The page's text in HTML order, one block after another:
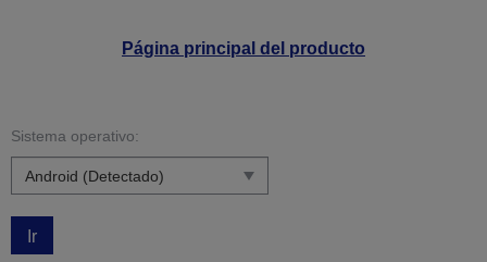
Página principal del producto
Sistema operativo:
Ir